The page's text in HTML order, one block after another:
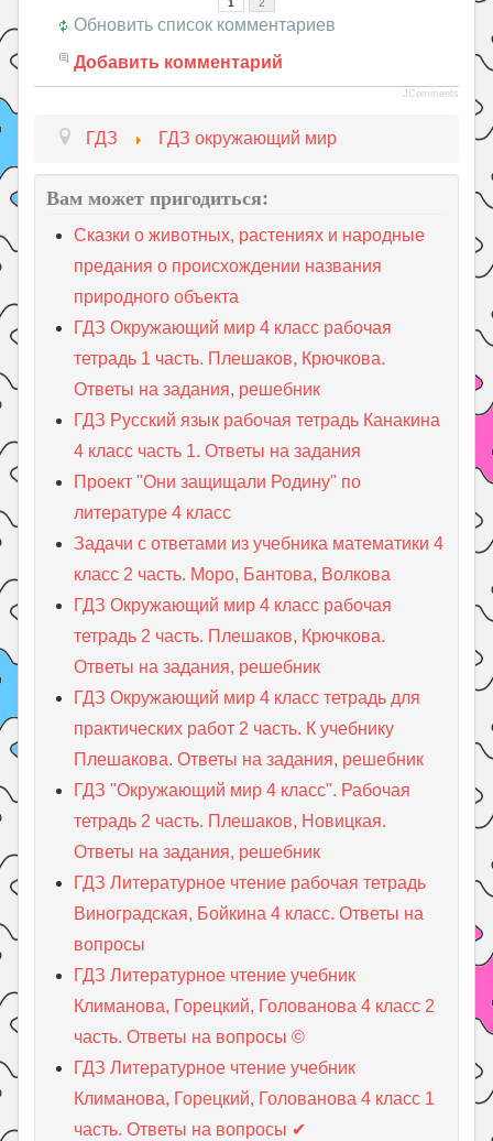
1 2
Обновить список комментариев
Добавить комментарий
JComments
ГДЗ ГДЗ окружающий мир
Вам может пригодиться:
Сказки о животных, растениях и народные
предания о происхождении названия
природного объекта
ГДЗ Окружающий мир 4 класс рабочая
тетрадь 1 часть. Плешаков, Крючкова.
Ответы на задания, решебник
ГДЗ Русский язык рабочая тетрадь Канакина
4 класс часть 1. Ответы на задания
Проект "Они защищали Родину" по
литературе 4 класс
Задачи с ответами из учебника математики 4
класс 2 часть. Моро, Бантова, Волкова
ГДЗ Окружающий мир 4 класс рабочая
тетрадь 2 часть. Плешаков, Крючкова.
Ответы на задания, решебник
ГДЗ Окружающий мир 4 класс тетрадь для
практических работ 2 часть. К учебнику
Плешакова. Ответы на задания, решебник
ГДЗ "Окружающий мир 4 класс". Рабочая
тетрадь 2 часть. Плешаков, Новицкая.
Ответы на задания, решебник
ГДЗ Литературное чтение рабочая тетрадь
Виноградская, Бойкина 4 класс. Ответы на
вопросы
ГДЗ Литературное чтение учебник
Климанова, Горецкий, Голованова 4 класс 2
часть. Ответы на вопросы ©
ГДЗ Литературное чтение учебник
Климанова, Горецкий, Голованова 4 класс 1
часть. Ответы на вопросы ✔